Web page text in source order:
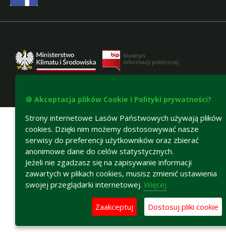
Deklaracja dostępności
🍪 Akceptacja plików Cookie i Polityki prywatności?
Strony internetowe Lasów Państwowych używają plików
cookies. Dzięki nim możemy dostosowywać nasze
serwisy do preferencji użytkowników oraz zbierać
anonimowe dane do celów statystycznych.
Jeżeli nie zgadzasz się na zapisywanie informacji
zawartych w plikach cookies, musisz zmienić ustawienia
swojej przeglądarki internetowej. Więcej
Zaakceptuj Dostosuj pliki cookie